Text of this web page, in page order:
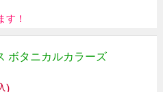
す！
ボタニカルカラーズ
)